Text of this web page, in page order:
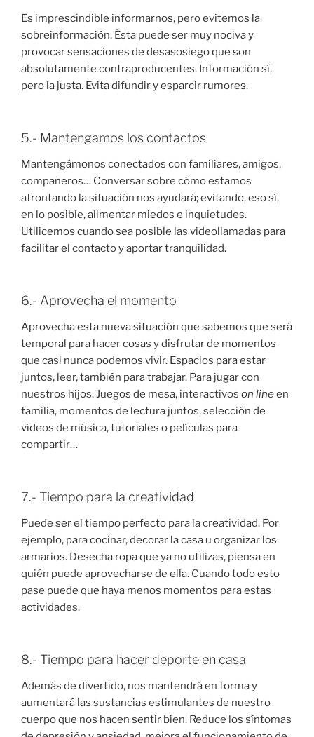
Es imprescindible informarnos, pero evitemos la
sobreinformación. Ésta puede ser muy nociva y
provocar sensaciones de desasosiego que son
absolutamente contraproducentes. Información sí,
pero la justa. Evita difundir y esparcir rumores.
5.- Mantengamos los contactos
Mantengámonos conectados con familiares, amigos,
compañeros… Conversar sobre cómo estamos
afrontando la situación nos ayudará; evitando, eso sí,
en lo posible, alimentar miedos e inquietudes.
Utilicemos cuando sea posible las videollamadas para
facilitar el contacto y aportar tranquilidad.
6.- Aprovecha el momento
Aprovecha esta nueva situación que sabemos que será
temporal para hacer cosas y disfrutar de momentos
que casi nunca podemos vivir. Espacios para estar
juntos, leer, también para trabajar. Para jugar con
nuestros hijos. Juegos de mesa, interactivos on lineen
familia, momentos de lectura juntos, selección de
vídeos de música, tutoriales o películas para
compartir…
7.- Tiempo para la creatividad
Puede ser el tiempo perfecto para la creatividad. Por
ejemplo, para cocinar, decorar la casa u organizar los
armarios. Desecha ropa que ya no utilizas, piensa en
quién puede aprovecharse de ella. Cuando todo esto
pase puede que haya menos momentos para estas
actividades.
8.- Tiempo para hacer deporte en casa
Además de divertido, nos mantendrá en forma y
aumentará las sustancias estimulantes de nuestro
cuerpo que nos hacen sentir bien. Reduce los síntomas